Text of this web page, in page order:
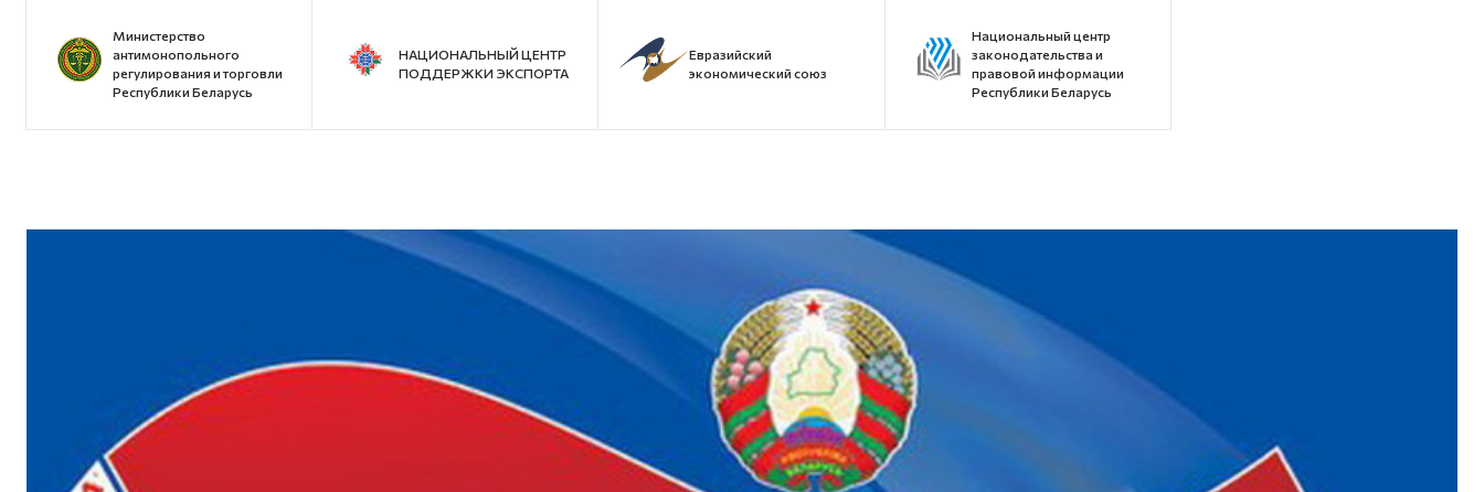
Министерство
антимонопольного
регулирования и торговли
Республики Беларусь
НАЦИОНАЛЬНЫЙ ЦЕНТР
ПОДДЕРЖКИ ЭКСПОРТА
Евразийский
экономический союз
Национальный центр
законодательства и
правовой информации
Республики Беларусь